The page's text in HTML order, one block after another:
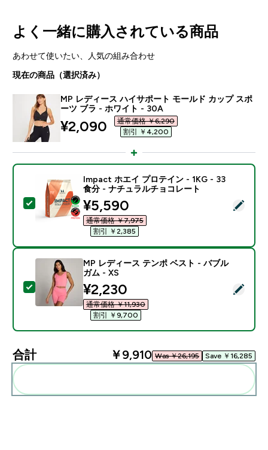
よく一緒に購入されている商品
あわせて使いたい、人気の組み合わせ
現在の商品（選択済み）
MP レディース ハイサポート モールド カップ スポ
ーツ ブラ - ホワイト - 30A
discounted price
¥2,090‎
通常価格 ￥6,290‎
割引 ￥4,200‎
この商品を選択 - Impact ホエイ プロテイン - 1KG -
Impact ホエイ プロテイン - 1KG - 33
食分 - ナチュラルチョコレート
discounted price
¥5,590‎
通常価格 ￥7,975‎
割引 ￥2,385‎
この商品を選択 - MP レディース テンポ ベスト - バ
MP レディース テンポ ベスト - バブル
ガム - XS
discounted price
¥2,230‎
通常価格 ￥11,930‎
割引 ￥9,700‎
合計 ￥9,910‎ Was ￥26,195‎ Save ￥16,285‎